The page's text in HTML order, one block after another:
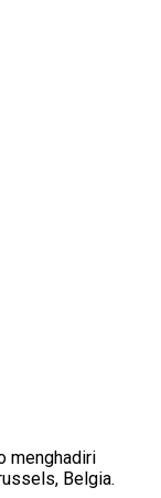
menghadiri
Belgia.